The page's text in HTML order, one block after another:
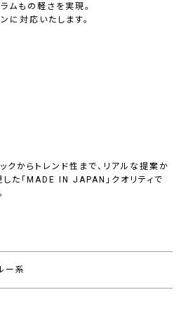
ムもの軽さを実現。
に対応いたします。
クからトレンド性まで、リアルな提案か
た「MADE IN JAPAN」クオリティで
ー系